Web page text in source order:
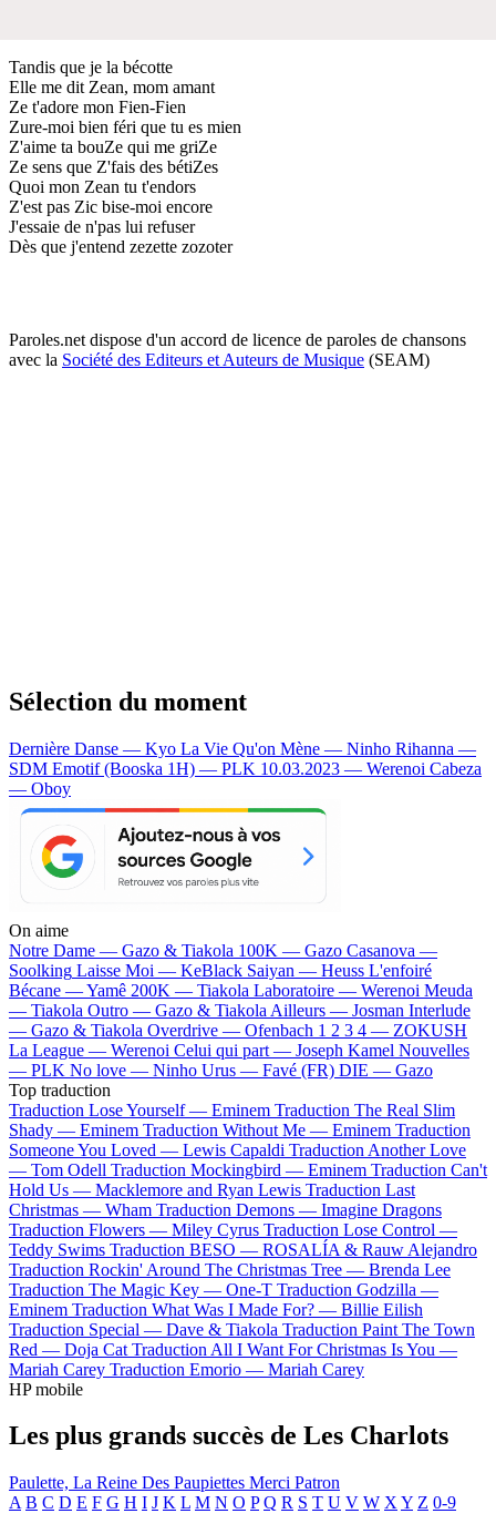
Tandis que je la bécotte
Elle me dit Zean, mom amant
Ze t'adore mon Fien-Fien
Zure-moi bien féri que tu es mien
Z'aime ta bouZe qui me griZe
Ze sens que Z'fais des bétiZes
Quoi mon Zean tu t'endors
Z'est pas Zic bise-moi encore
J'essaie de n'pas lui refuser
Dès que j'entend zezette zozoter
Paroles.net dispose d'un accord de licence de paroles de chansons
avec la Société des Editeurs et Auteurs de Musique (SEAM)
Sélection du moment
Dernière Danse — Kyo La Vie Qu'on Mène — Ninho Rihanna —
SDM Emotif (Booska 1H) — PLK 10.03.2023 — Werenoi Cabeza
— Oboy
On aime
Notre Dame — Gazo & Tiakola 100K — Gazo Casanova —
Soolking Laisse Moi — KeBlack Saiyan — Heuss L'enfoiré
Bécane —Yamê 200K — Tiakola Laboratoire — Werenoi Meuda
— Tiakola Outro — Gazo & Tiakola Ailleurs — Josman Interlude
— Gazo & Tiakola Overdrive — Ofenbach 1 2 3 4 — ZOKUSH
La League — Werenoi Celui qui part — Joseph Kamel Nouvelles
— PLK No love — Ninho Urus — Favé (FR) DIE — Gazo
Top traduction
Traduction Lose Yourself — Eminem Traduction The Real Slim
Shady — Eminem Traduction Without Me — Eminem Traduction
Someone You Loved — Lewis Capaldi Traduction Another Love
— Tom Odell Traduction Mockingbird — Eminem Traduction Can't
Hold Us — Macklemore and Ryan Lewis Traduction Last
Christmas — Wham Traduction Demons — Imagine Dragons
Traduction Flowers — Miley Cyrus Traduction Lose Control —
Teddy Swims Traduction BESO — ROSALÍA & Rauw Alejandro
Traduction Rockin' Around The Christmas Tree — Brenda Lee
Traduction The Magic Key — One-T Traduction Godzilla —
Eminem Traduction What Was I Made For? — Billie Eilish
Traduction Special — Dave & Tiakola Traduction Paint The Town
Red — Doja Cat Traduction All I Want For Christmas Is You —
Mariah Carey Traduction Emorio — Mariah Carey
HP mobile
Les plus grands succès de Les Charlots
Paulette, La Reine Des Paupiettes Merci Patron
A B C D E F G H I J K L M N O P Q R S T U V W X Y Z 0-9